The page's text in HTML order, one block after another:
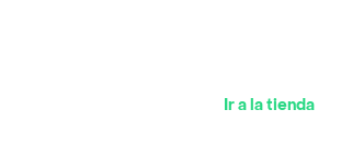
Ir a la tienda